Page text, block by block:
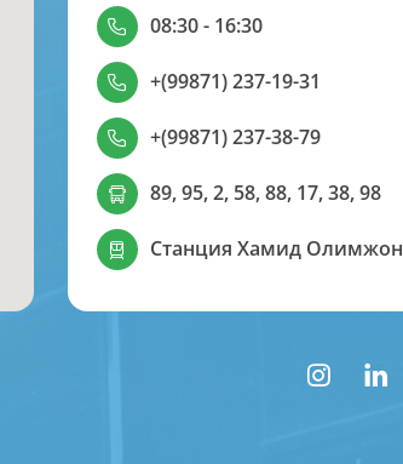
08:30 - 16:30
+(99871) 237-19-31
+(99871) 237-38-79
89, 95, 2, 58, 88, 17, 38, 98
Станция Хамид Олимжон